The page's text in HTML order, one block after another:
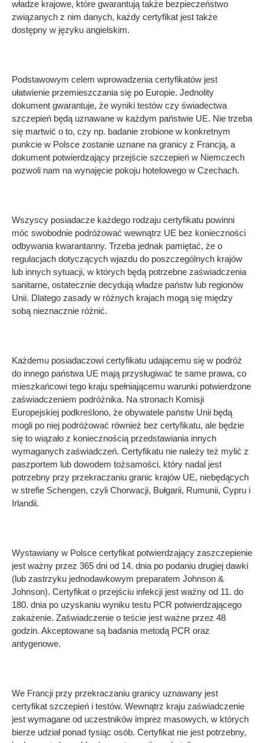
władze krajowe, które gwarantują także bezpieczeństwo
związanych z nim danych, każdy certyfikat jest także
dostępny w języku angielskim.
Podstawowym celem wprowadzenia certyfikatów jest
ułatwienie przemieszczania się po Europie. Jednolity
dokument gwarantuje, że wyniki testów czy świadectwa
szczepień będą uznawane w każdym państwie UE. Nie trzeba
się martwić o to, czy np. badanie zrobione w konkretnym
punkcie w Polsce zostanie uznane na granicy z Francją, a
dokument potwierdzający przejście szczepień w Niemczech
pozwoli nam na wynajęcie pokoju hotelowego w Czechach.
Wszyscy posiadacze każdego rodzaju certyfikatu powinni
móc swobodnie podróżować wewnątrz UE bez konieczności
odbywania kwarantanny. Trzeba jednak pamiętać, że o
regulacjach dotyczących wjazdu do poszczególnych krajów
lub innych sytuacji, w których będą potrzebne zaświadczenia
sanitarne, ostatecznie decydują władze państw lub regionów
Unii. Dlatego zasady w różnych krajach mogą się między
sobą nieznacznie różnić.
Każdemu posiadaczowi certyfikatu udającemu się w podróż
do innego państwa UE mają przysługiwać te same prawa, co
mieszkańcowi tego kraju spełniającemu warunki potwierdzone
zaświadczeniem podróżnika. Na stronach Komisji
Europejskiej podkreślono, że obywatele państw Unii będą
mogli po niej podróżować również bez certyfikatu, ale będzie
się to wiązało z koniecznością przedstawiania innych
wymaganych zaświadczeń. Certyfikatu nie należy też mylić z
paszportem lub dowodem tożsamości, który nadal jest
potrzebny przy przekraczaniu granic krajów UE, niebędących
w strefie Schengen, czyli Chorwacji, Bułgarii, Rumunii, Cypru i
Irlandii.
Wystawiany w Polsce certyfikat potwierdzający zaszczepienie
jest ważny przez 365 dni od 14. dnia po podaniu drugiej dawki
(lub zastrzyku jednodawkowym preparatem Johnson &
Johnson). Certyfikat o przejściu infekcji jest ważny od 11. do
180. dnia po uzyskaniu wyniku testu PCR potwierdzającego
zakażenie. Zaświadczenie o teście jest ważne przez 48
godzin. Akceptowane są badania metodą PCR oraz
antygenowe.
We Francji przy przekraczaniu granicy uznawany jest
certyfikat szczepień i testów. Wewnątrz kraju zaświadczenie
jest wymagane od uczestników imprez masowych, w których
bierze udział ponad tysiąc osób. Certyfikat nie jest potrzebny,